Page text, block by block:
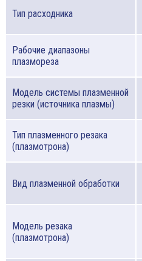
Тип расходника
Рабочие диапазоны
плазмореза
Модель системы плазменной
резки (источника плазмы)
Тип плазменного резака
(плазмотрона)
Вид плазменной обработки
Модель резака
(плазмотрона)